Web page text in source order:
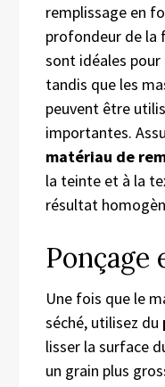
remplissage en
profondeur de la
sont idéales
tandis que les
peuvent être
importantes.
matériau de
la teinte et à la
résultat
Ponçage
Une fois que le
séché, utilisez du
lisser la surface
un grain plus